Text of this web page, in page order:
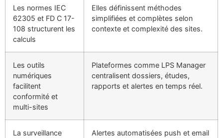
Les normes IEC
62305 et FD C 17-
108 structurent les
calculs
Elles définissent méthodes
simplifiées et complètes selon
contexte et complexité des sites.
Les outils
numériques
facilitent
conformité et
multi-sites
Plateformes comme LPS Manager
centralisent dossiers, études,
rapports et alertes en temps réel.
La surveillance
Alertes automatisées push et email